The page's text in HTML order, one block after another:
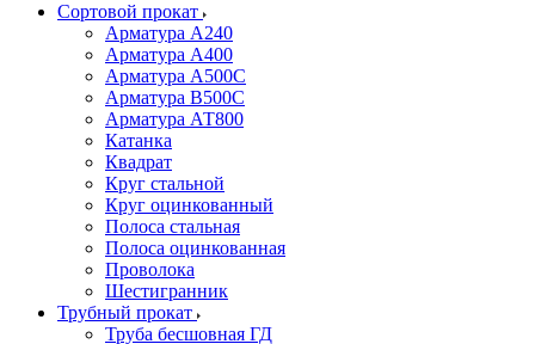
Сортовой прокат
Арматура А240
Арматура А400
Арматура А500C
Арматура В500С
Арматура АТ800
Катанка
Квадрат
Круг стальной
Круг оцинкованный
Полоса стальная
Полоса оцинкованная
Проволока
Шестигранник
Трубный прокат
Труба бесшовная ГД